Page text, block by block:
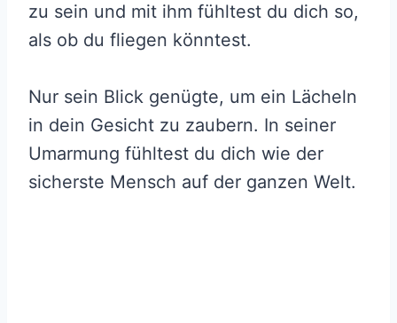
zu sein und mit ihm fühltest du dich so,
als ob du fliegen könntest.
Nur sein Blick genügte, um ein Lächeln
in dein Gesicht zu zaubern. In seiner
Umarmung fühltest du dich wie der
sicherste Mensch auf der ganzen Welt.